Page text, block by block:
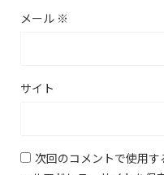
メール ※
サイト
次回のコメントで使用